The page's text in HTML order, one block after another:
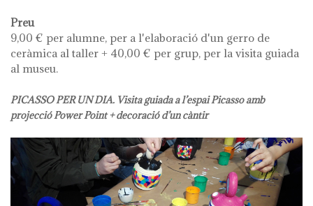
Preu
9,00 € per alumne, per a l'elaboració d'un gerro de
ceràmica al taller + 40,00 € per grup, per la visita guiada
al museu.
PICASSO PER UN DIA. Visita guiada a l’espai Picasso amb
projecció Power Point + decoració d’un càntir